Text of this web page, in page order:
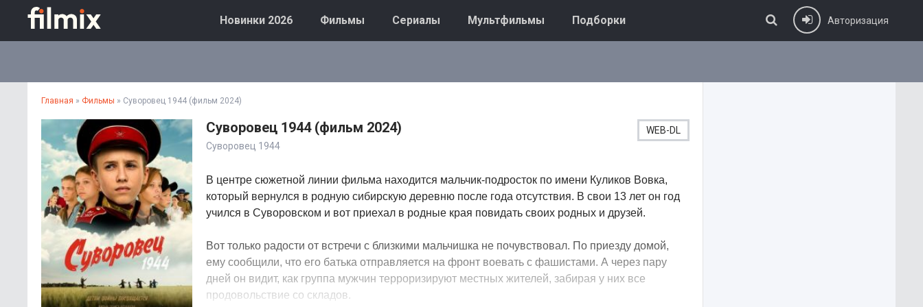
Новинки 2026 Фильмы Сериалы Мультфильмы Подборки Авторизация
Главная » Фильмы » Суворовец 1944 (фильм 2024)
Суворовец 1944 (фильм 2024)
Суворовец 1944
WEB-DL
В центре сюжетной линии фильма находится мальчик-подросток по имени Куликов Вовка,
который вернулся в родную сибирскую деревню после года отсутствия. В свои 13 лет он год
учился в Суворовском и вот приехал в родные края повидать своих родных и друзей.
Вот только радости от встречи с близкими мальчишка не почувствовал. По приезду домой,
ему сообщили, что его батька отправляется на фронт воевать с фашистами. А через пару
дней он видит, как группа мужчин терроризируют местных жителей, забирая у них все
продовольствие со складов.